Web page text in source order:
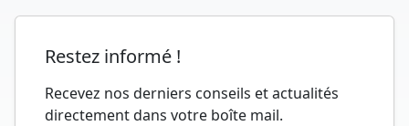
Restez informé !
Recevez nos derniers conseils et actualités
directement dans votre boîte mail.